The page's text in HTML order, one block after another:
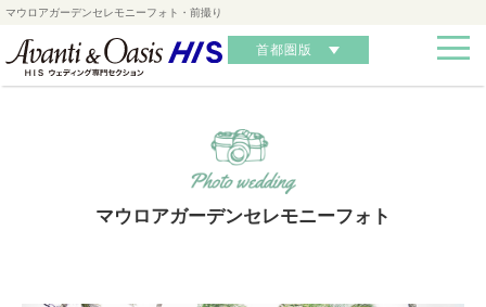
マウロアガーデンセレモニーフォト・前撮り
首都圏版
マウロアガーデンセレモニーフォト